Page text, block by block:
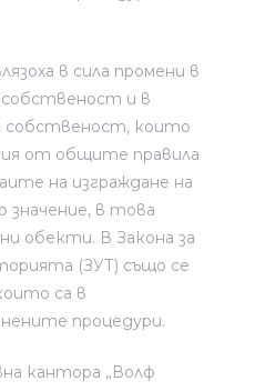
в сила промени в
собственост и в
собственост, които
от общите правила
на изграждане на
значение, в това
обекти. В Закона за
(ЗУТ) също се
са в
процедури.
кантора „Волф